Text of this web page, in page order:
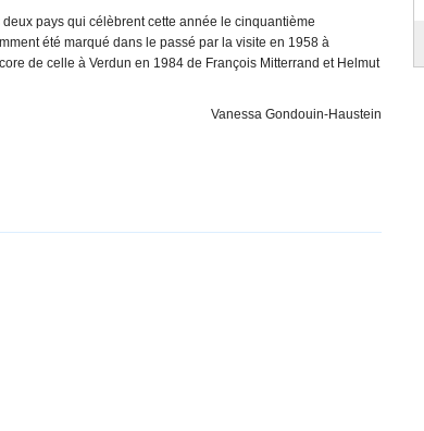
pays qui célèbrent cette année le cinquantième
été marqué dans le passé par la visite en 1958 à
de celle à Verdun en 1984 de François Mitterrand et Helmut
Vanessa Gondouin-Haustein